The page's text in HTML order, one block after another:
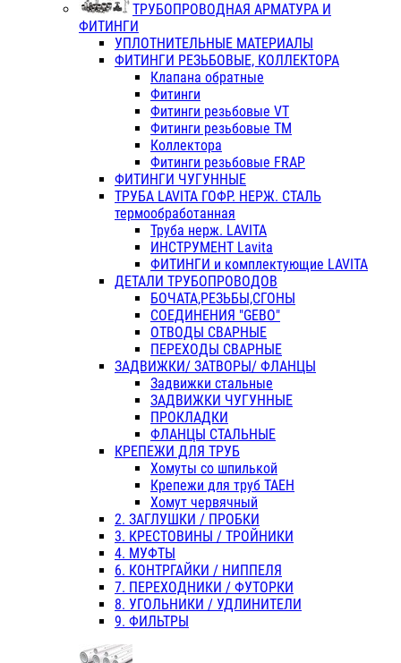
ТРУБОПРОВОДНАЯ АРМАТУРА И
ФИТИНГИ
УПЛОТНИТЕЛЬНЫЕ МАТЕРИАЛЫ
ФИТИНГИ РЕЗЬБОВЫЕ, КОЛЛЕКТОРА
Клапана обратные
Фитинги
Фитинги резьбовые VT
Фитинги резьбовые ТМ
Коллектора
Фитинги резьбовые FRAP
ФИТИНГИ ЧУГУННЫЕ
ТРУБА LAVITA ГОФР. НЕРЖ. СТАЛЬ
термообработанная
Труба нерж. LAVITA
ИНСТРУМЕНТ Lavita
ФИТИНГИ и комплектующие LAVITA
ДЕТАЛИ ТРУБОПРОВОДОВ
БОЧАТА,РЕЗЬБЫ,СГОНЫ
СОЕДИНЕНИЯ "GEBO"
ОТВОДЫ СВАРНЫЕ
ПЕРЕХОДЫ СВАРНЫЕ
ЗАДВИЖКИ/ ЗАТВОРЫ/ ФЛАНЦЫ
Задвижки стальные
ЗАДВИЖКИ ЧУГУННЫЕ
ПРОКЛАДКИ
ФЛАНЦЫ СТАЛЬНЫЕ
КРЕПЕЖИ ДЛЯ ТРУБ
Хомуты со шпилькой
Крепежи для труб ТАЕН
Хомут червячный
2. ЗАГЛУШКИ / ПРОБКИ
3. КРЕСТОВИНЫ / ТРОЙНИКИ
4. МУФТЫ
6. КОНТРГАЙКИ / НИППЕЛЯ
7. ПЕРЕХОДНИКИ / ФУТОРКИ
8. УГОЛЬНИКИ / УДЛИНИТЕЛИ
9. ФИЛЬТРЫ